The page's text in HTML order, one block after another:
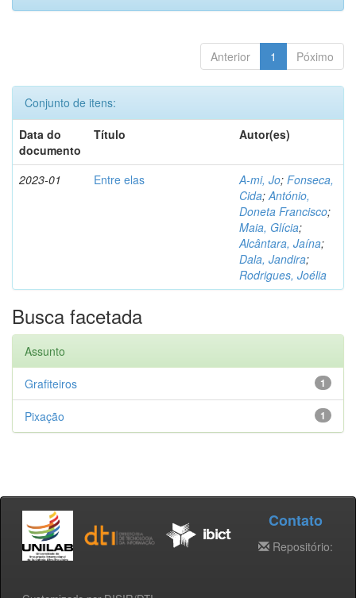
Anterior 1 Póximo
Conjunto de itens:
Data do
documento
Título Autor(es)
2023-01 Entre elas A-mi, Jo; Fonseca,
Cida;António,
Doneta Francisco;
Maia, Glícia;
Alcântara, Jaína;
Dala, Jandira;
Rodrigues, Joélia
Busca facetada
Assunto
1
Grafiteiros
1
Pixação
Contato
Repositório: